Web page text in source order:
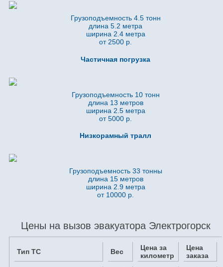
Грузоподъемность 4.5 тонн
длина 5.2 метра
ширина 2.4 метра
от 2500 р.
Частичная погрузка
Грузоподъемность 10 тонн
длина 13 метров
ширина 2.5 метра
от 5000 р.
Низкорамный тралл
Грузоподъемность 33 тонны
длина 15 метров
ширина 2.9 метра
от 10000 р.
Цены на вызов эвакуатора Электрогорск
Тип ТС Вес
Цена за
километр
Цена
заказа